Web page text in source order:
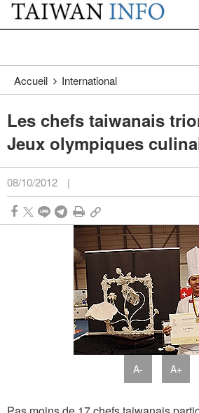
Passer au contenu principal
:::
Accueil International
Les chefs taiwanais
Jeux olympiques
08/10/2012 |
A- A+